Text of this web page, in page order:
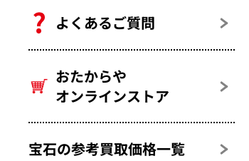
よくあるご質問
おたからや
オンラインストア
宝石の参考買取価格一覧